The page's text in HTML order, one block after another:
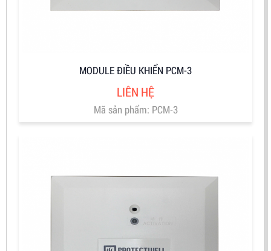
MODULE ĐIỀU KHIỂN PCM-3
LIÊN HỆ
Mã sản phẩm: PCM-3